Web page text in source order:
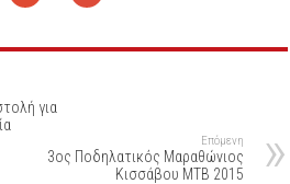
για
Επόμενη
3ος Ποδηλατικός Μαραθώνιος
Κισσάβου MTB 2015